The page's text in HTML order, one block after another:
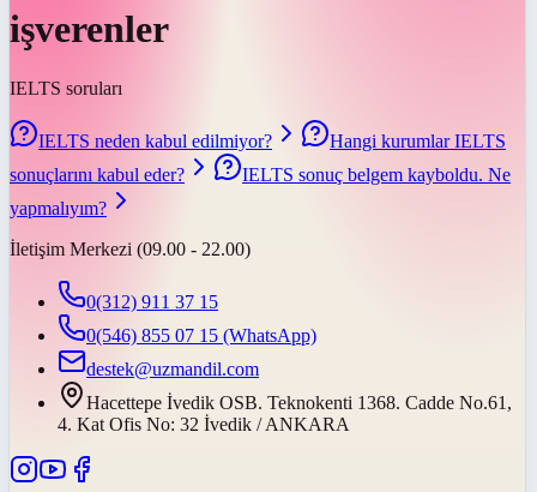
işverenler
IELTS soruları
IELTS neden kabul edilmiyor?
Hangi kurumlar IELTS
sonuçlarını kabul eder?
IELTS sonuç belgem kayboldu. Ne
yapmalıyım?
İletişim Merkezi (09.00 - 22.00)
0(312) 911 37 15
0(546) 855 07 15 (WhatsApp)
destek@uzmandil.com
Hacettepe İvedik OSB. Teknokenti 1368. Cadde No.61,
4. Kat Ofis No: 32 İvedik / ANKARA